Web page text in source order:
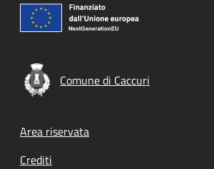
Comune di Caccuri
Footer menu
Area riservata
Crediti